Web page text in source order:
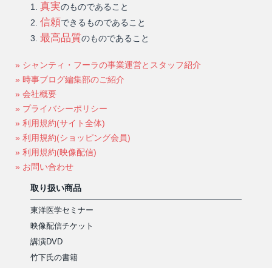
真実のものであること
信頼できるものであること
最高品質のものであること
» シャンティ・フーラの事業運営とスタッフ紹介
» 時事ブログ編集部のご紹介
» 会社概要
» プライバシーポリシー
» 利用規約(サイト全体)
» 利用規約(ショッピング会員)
» 利用規約(映像配信)
» お問い合わせ
取り扱い商品
東洋医学セミナー
映像配信チケット
講演DVD
竹下氏の書籍